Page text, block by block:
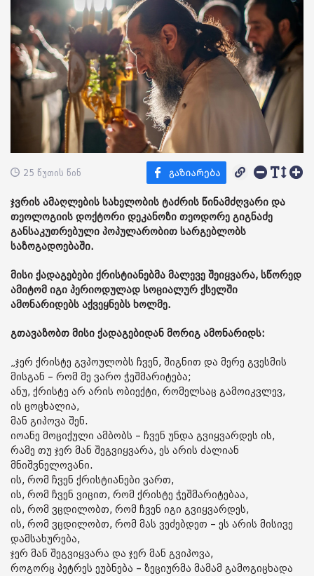
25 წუთის წინ
ჯვრის ამაღლების სახელობის ტაძრის წინამძღვარი და
თეოლოგიის დოქტორი დეკანოზი თეოდორე გიგნაძე
განსაკუთრებული პოპულარობით სარგებლობს
საზოგადოებაში.
მისი ქადაგებები ქრისტიანებმა მალევე შეიყვარა, სწორედ
ამიტომ იგი პერიოდულად სოციალურ ქსელში
ამონარიდებს აქვეყნებს ხოლმე.
გთავაზობთ მისი ქადაგებიდან მორიგ ამონარიდს:
„ჯერ ქრისტე გვპოულობს ჩვენ, შიგნით და მერე გვესმის
მისგან – რომ მე ვარო ჭეშმარიტება;
ანუ, ქრისტე არ არის ობიექტი, რომელსაც გამოიკვლევ,
ის ცოცხალია,
მან გიპოვა შენ.
იოანე მოციქული ამბობს – ჩვენ უნდა გვიყვარდეს ის,
რამე თუ ჯერ მან შეგვიყვარა, ეს არის ძალიან
მნიშვნელოვანი.
ის, რომ ჩვენ ქრისტიანები ვართ,
ის, რომ ჩვენ ვიცით, რომ ქრისტე ჭეშმარიტებაა,
ის, რომ ვცდილობთ, რომ ჩვენ იგი გვიყვარდეს,
ის, რომ ვცდილობთ, რომ მას ვეძებდეთ – ეს არის მისივე
დამსახურება,
ჯერ მან შეგვიყვარა და ჯერ მან გვიპოვა,
როგორც პეტრეს ეუბნება – ზეციურმა მამამ გამოგიცხადა